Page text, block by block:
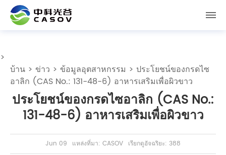
>
บ้าน > ข่าว > ข้อมูลอุตสาหกรรม > ประโยชน์ของกรดไซ
อาลิก (CAS No.: 131-48-6) อาหารเสริมเพื่อผิวขาว
ประโยชน์ของกรดไซอาลิก (CAS No.:
131-48-6) อาหารเสริมเพื่อผิวขาว
Jun 09 แหล่งที่มา: CASOV เรียกดูอัจฉริยะ: 388